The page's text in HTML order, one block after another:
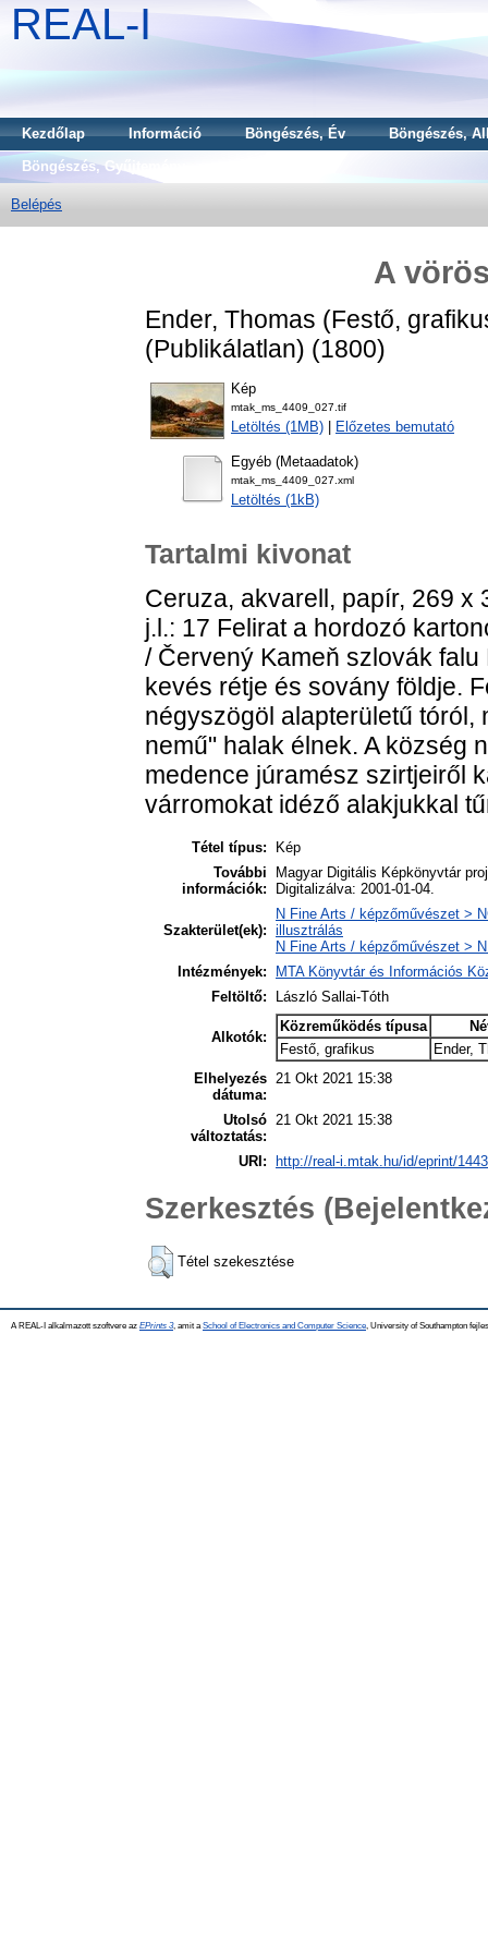
REAL-I
Kezdőlap Információ Böngészés, Év
Böngészés,
Böngészés, Gyűjtemény
Belépés
A
Ender, Thomas (Festő,
(Publikálatlan) (1800)
Kép
mtak_ms_4409_027.tif
Letöltés (1MB) Előzetes bemutató
Egyéb (Metaadatok)
mtak_ms_4409_027.xml
Letöltés (1kB)
Tartalmi kivonat
Ceruza, akvarell, papír, 269 x
j.l.: 17 Felirat a hordozó
/ Červený Kameň szlovák
kevés rétje és sovány földje.
négyszögöl alapterületű
nemű" halak élnek. A község
medence júramész szirtjeiről
várromokat idéző alakjukkal
Tétel típus:
Kép
További
információk:
Magyar Digitális Képkönyvtár
Digitalizálva: 2001-01-04.
Szakterület(ek):
N Fine Arts / képzőművészet >
illusztrálás
N Fine Arts / képzőművészet >
Intézmények:
MTA Könyvtár és Információs
Feltöltő:
László Sallai-Tóth
Alkotók:
Közreműködés típusa
Festő, grafikus
Ender,
Elhelyezés
dátuma:
21 Okt 2021 15:38
Utolsó
változtatás:
21 Okt 2021 15:38
URI: http://real-i.mtak.hu/id/eprint/1443
Szerkesztés
Tétel szekesztése
A REAL-I alkalmazott szoftvere az EPrints 3, amit a School of Electronics and Computer Science , University of Southampton